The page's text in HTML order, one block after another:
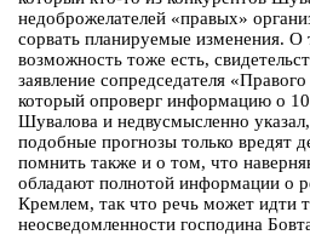
недоброжелателей «правых»
сорвать планируемые изменения. О
возможность тоже есть,
заявление сопредседателя
который опроверг информацию о
Шувалова и недвусмысленно
подобные прогнозы только вредят
помнить также и о том, что
обладают полнотой информации о
Кремлем, так что речь может идти
неосведомленности господина